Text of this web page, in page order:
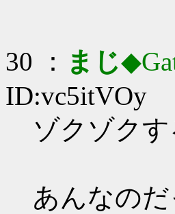
30 ： まじ
ID:vc5itVOy
ゾクゾク
あんなの